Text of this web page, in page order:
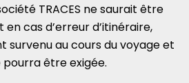
TRACES ne saurait être
cas d’erreur d’itinéraire,
survenu au cours du voyage et
être exigée.